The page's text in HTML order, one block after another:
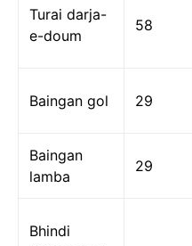
Turai darja-
e-doum
58
Baingan gol 29
Baingan
lamba
29
Bhindi